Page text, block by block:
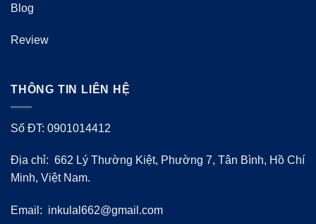
Blog
Review
THÔNG TIN LIÊN HỆ
Số ĐT: 0901014412
Địa chỉ: 662 Lý Thường Kiệt, Phường 7, Tân Bình, Hồ Chí
Minh, Việt Nam.
Email: inkulal662@gmail.com